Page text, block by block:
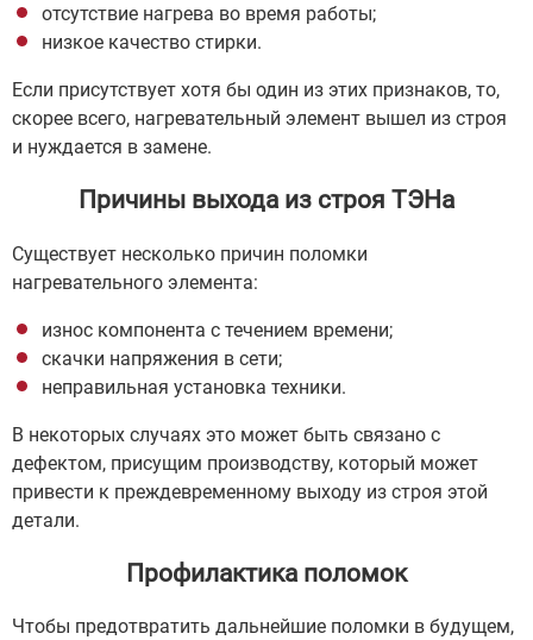
отсутствие нагрева во время работы;
низкое качество стирки.
Если присутствует хотя бы один из этих признаков, то,
скорее всего, нагревательный элемент вышел из строя
и нуждается в замене.
Причины выхода из строя ТЭНа
Существует несколько причин поломки
нагревательного элемента:
износ компонента с течением времени;
скачки напряжения в сети;
неправильная установка техники.
В некоторых случаях это может быть связано с
дефектом, присущим производству, который может
привести к преждевременному выходу из строя этой
детали.
Профилактика поломок
Чтобы предотвратить дальнейшие поломки в будущем,